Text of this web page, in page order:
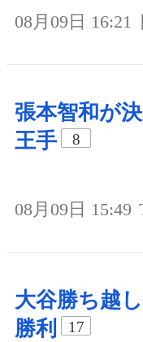
08月09日 16:21
張本智和が
王手
8
08月09日 15:49
大谷勝ち越
勝利
17